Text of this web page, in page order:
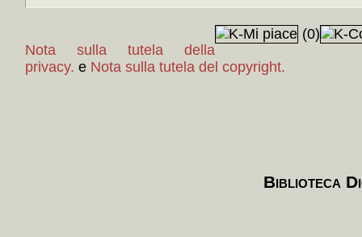
(0)
Nota sulla tutela della
privacy. e Nota sulla tutela del copyright.
Biblioteca